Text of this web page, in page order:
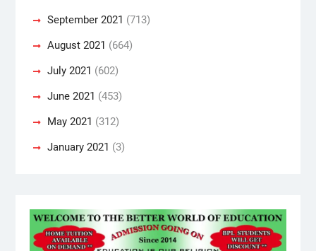
September 2021 (713)
August 2021 (664)
July 2021 (602)
June 2021 (453)
May 2021 (312)
January 2021 (3)